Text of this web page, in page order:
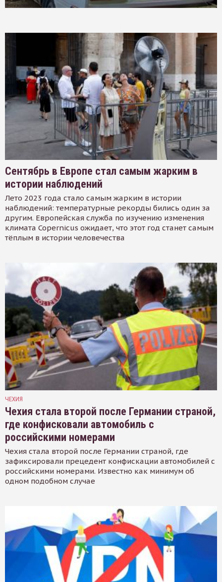
Сентябрь в Европе стал самым жарким в
истории наблюдений
Лето 2023 года стало самым жарким в истории
наблюдений: температурные рекорды бились один за
другим. Европейская служба по изучению изменения
климата Copernicus ожидает, что этот год станет самым
тёплым в истории человечества
ЧЕХИЯ
Чехия стала второй после Германии страной,
где конфисковали автомобиль с
российскими номерами
Чехия стала второй после Германии страной, где
зафиксировали прецедент конфискации автомобилей с
российскими номерами. Известно как минимум об
одном подобном случае